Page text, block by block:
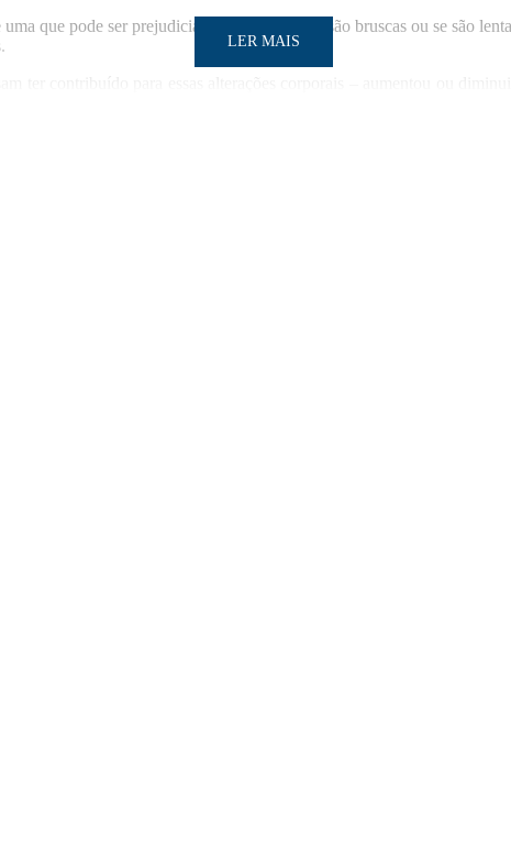
que pode ser prejudicial. Se as alterações são bruscas ou se são
sexual e reprodutiva
no SNS
LER MAIS